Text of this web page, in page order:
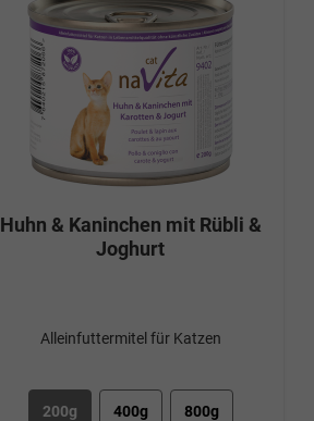
Huhn & Kaninchen mit Rübli &
Joghurt
Alleinfuttermitel für Katzen
200g 400g 800g